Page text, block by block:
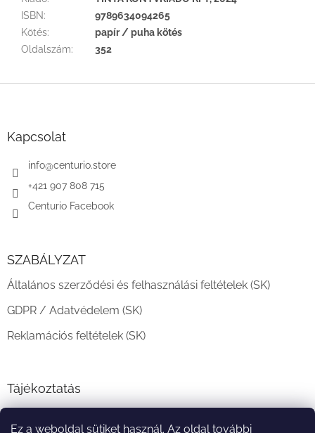
Ez a weboldal sütiket használ. Az oldal további
ISBN:
9789634094265
Kötés:
papír / puha kötés
Oldalszám: 352
Kapcsolat
info@centurio.store
+421 907 808 715
Centurio Facebook
SZABÁLYZAT
Általános szerződési és felhasználási feltételek (SK)
GDPR / Adatvédelem (SK)
Reklamációs feltételek (SK)
Tájékoztatás